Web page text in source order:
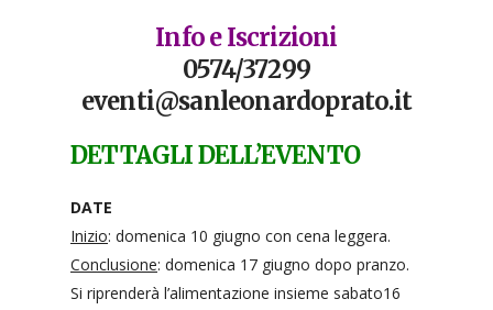
Info e Iscrizioni
0574/37299
eventi@sanleonardoprato.it
DETTAGLI DELL’EVENTO
DATE
Inizio: domenica 10 giugno con cena leggera.
Conclusione: domenica 17 giugno dopo pranzo.
Si riprenderà l’alimentazione insieme sabato16